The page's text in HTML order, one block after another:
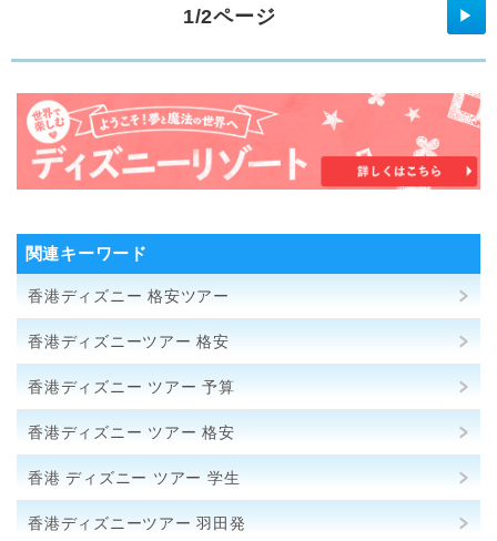
1/2ページ ▶
関連キーワード
香港ディズニー 格安ツアー
香港ディズニーツアー 格安
香港ディズニー ツアー 予算
香港ディズニー ツアー 格安
香港 ディズニー ツアー 学生
香港ディズニーツアー 羽田発